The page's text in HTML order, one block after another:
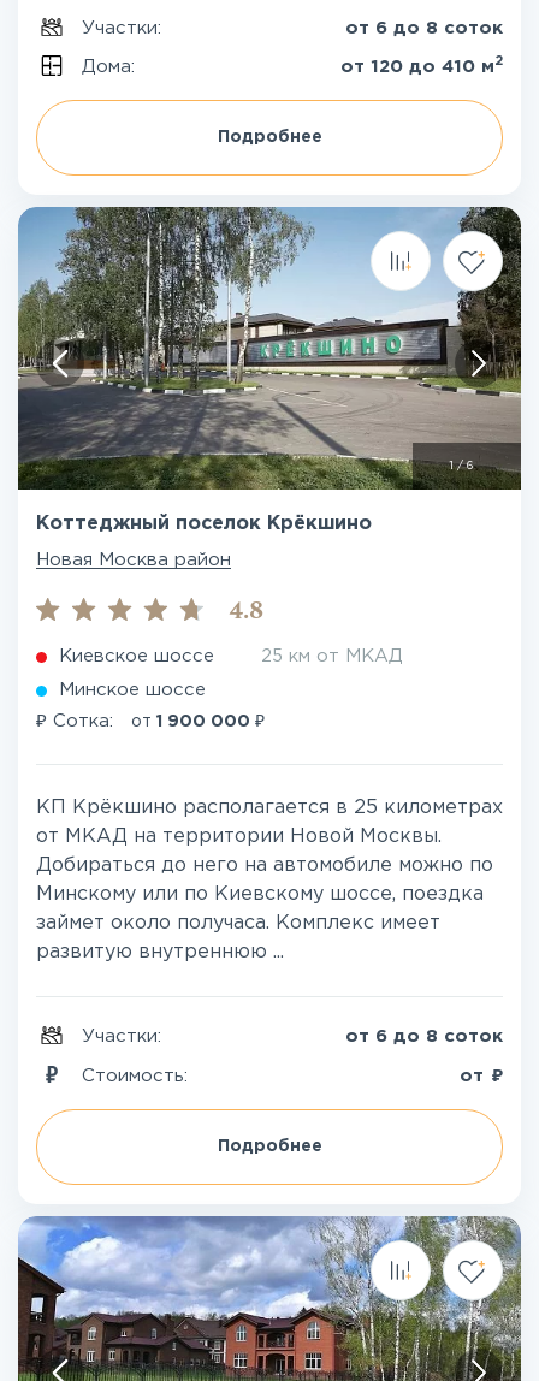
Участки: от 6 до 8 соток
Дома: от 120 до 410 м 2
Подробнее
1/6
Коттеджный поселок Крёкшино
Новая Москва район
4.8
Киевское шоссе 25 км от МКАД
Минское шоссе
₽ Сотка: от 1 900 000 ₽
КП Крёкшино располагается в 25 километрах
от МКАД на территории Новой Москвы.
Добираться до него на автомобиле можно по
Минскому или по Киевскому шоссе, поездка
займет около получаса. Комплекс имеет
развитую внутреннюю ...
Участки: от 6 до 8 соток
Стоимость: от ₽
Подробнее